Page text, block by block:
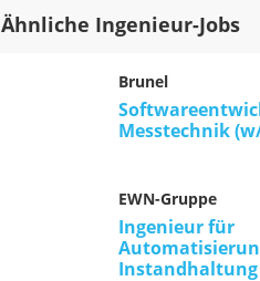
Ähnliche Ingenieur-Jobs
Brunel
Messtechnik
EWN-Gruppe
Ingenieur für